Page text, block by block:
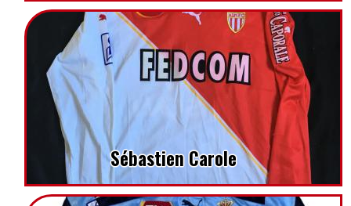
Sébastien Carole